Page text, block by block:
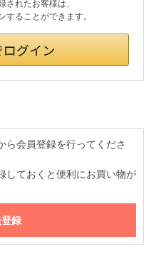
れたお客様は、
ることができます。
ら会員登録を行ってくださ
しておくと便利にお買い物が